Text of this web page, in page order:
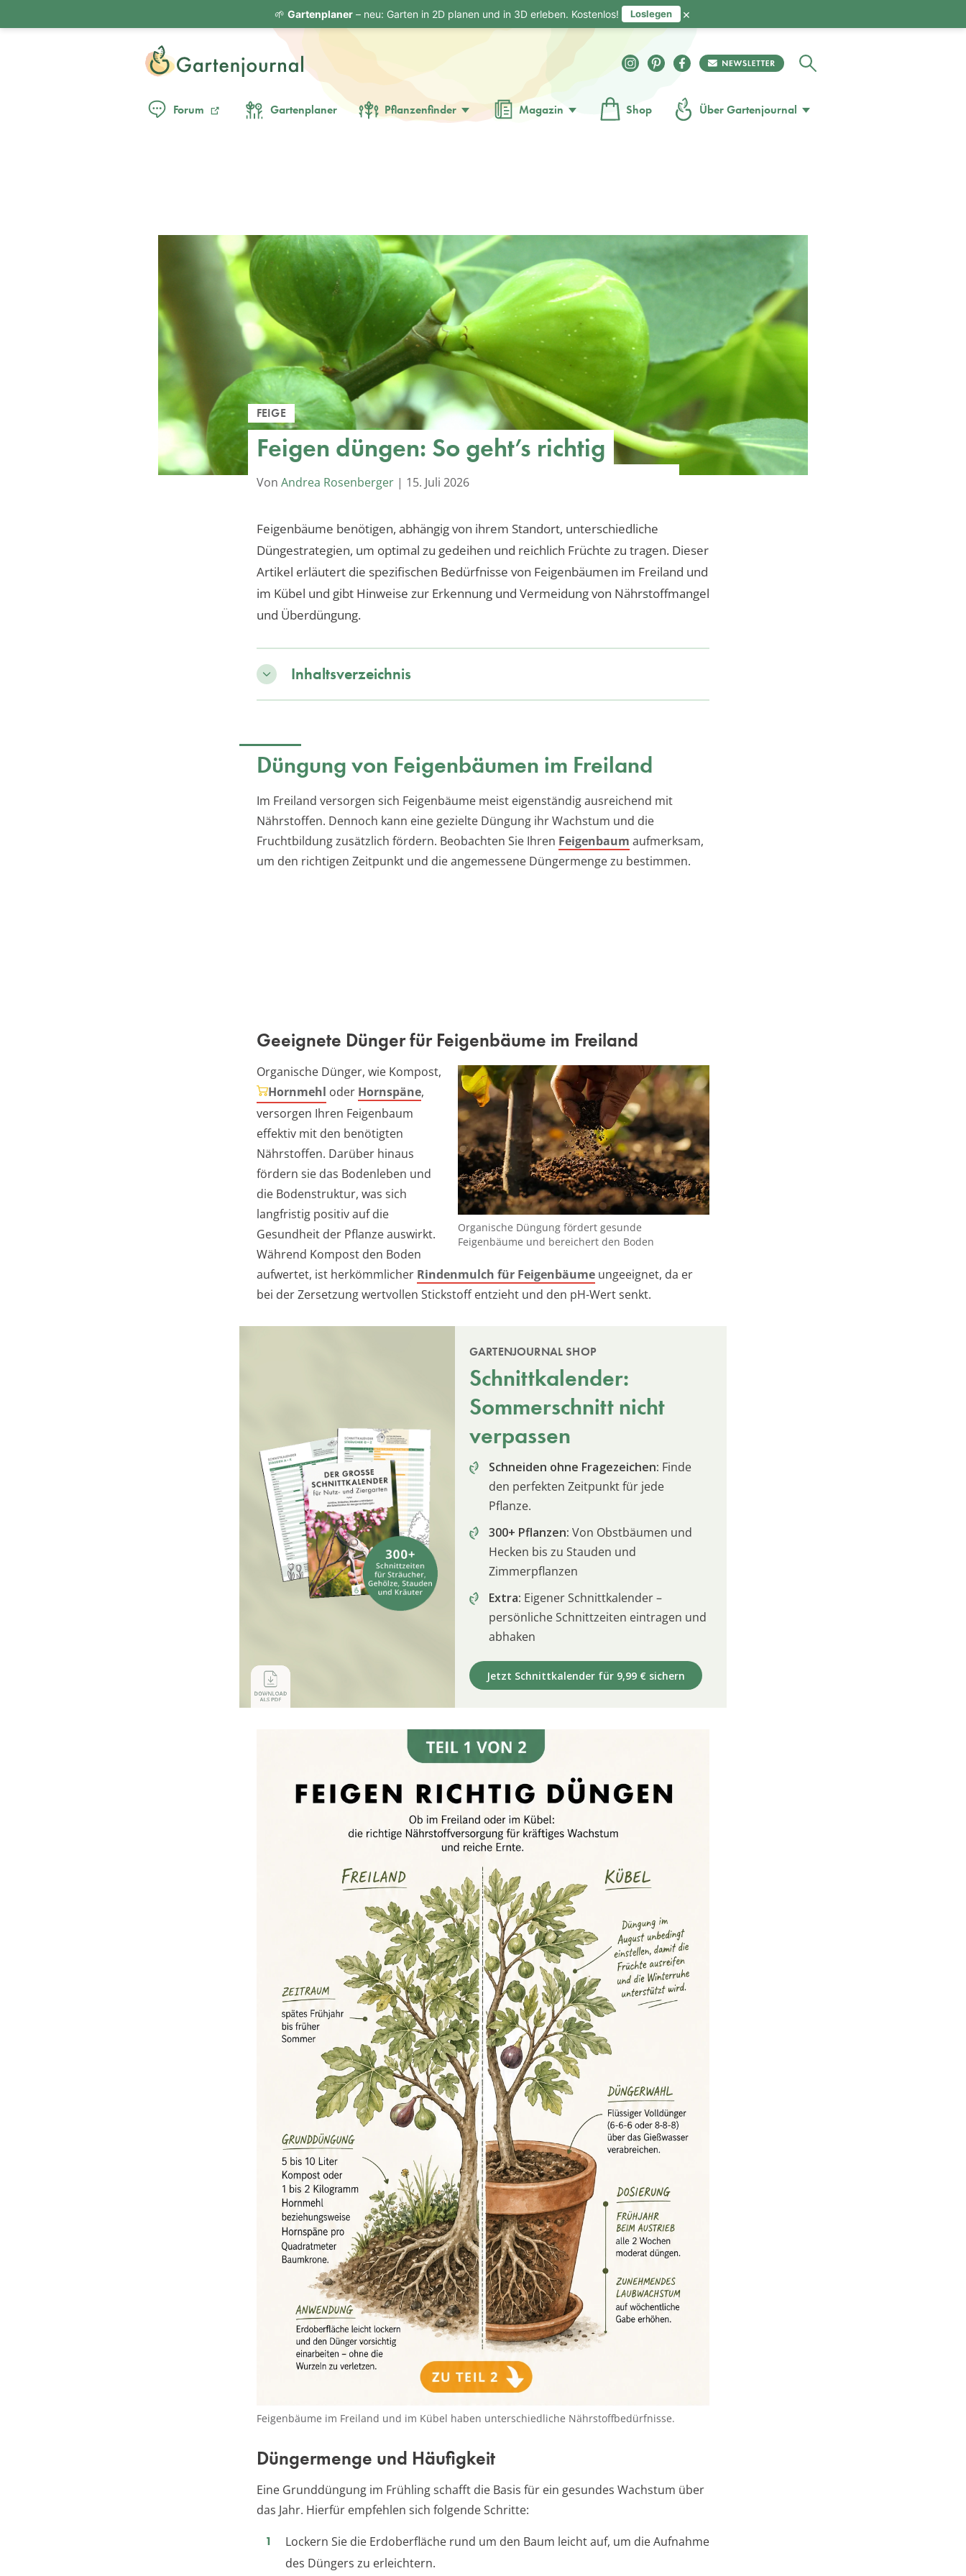
Forum Gartenplaner Pflanzenfinder Magazin Shop Über Gartenjournal
FEIGE
Feigen düngen: So geht’s richtig
Von Andrea Rosenberger | 15. Juli 2026
Feigenbäume benötigen, abhängig von ihrem Standort, unterschiedliche
Düngestrategien, um optimal zu gedeihen und reichlich Früchte zu tragen. Dieser
Artikel erläutert die spezifischen Bedürfnisse von Feigenbäumen im Freiland und
im Kübel und gibt Hinweise zur Erkennung und Vermeidung von Nährstoffmangel
und Überdüngung.
Inhaltsverzeichnis
Düngung von Feigenbäumen im Freiland
Im Freiland versorgen sich Feigenbäume meist eigenständig ausreichend mit
Nährstoffen. Dennoch kann eine gezielte Düngung ihr Wachstum und die
Fruchtbildung zusätzlich fördern. Beobachten Sie Ihren Feigenbaum aufmerksam,
um den richtigen Zeitpunkt und die angemessene Düngermenge zu bestimmen.
Geeignete Dünger für Feigenbäume im Freiland
Organische Düngung fördert gesunde
Feigenbäume und bereichert den Boden
Organische Dünger, wie Kompost,
Hornmehl oder Hornspäne,
versorgen Ihren Feigenbaum
effektiv mit den benötigten
Nährstoffen. Darüber hinaus
fördern sie das Bodenleben und
die Bodenstruktur, was sich
langfristig positiv auf die
Gesundheit der Pflanze auswirkt.
Während Kompost den Boden
aufwertet, ist herkömmlicher Rindenmulch für Feigenbäume ungeeignet, da er
bei der Zersetzung wertvollen Stickstoff entzieht und den pH-Wert senkt.
GARTENJOURNAL SHOP
Schnittkalender:
Sommerschnitt nicht
verpassen
Schneiden ohne Fragezeichen: Finde
den perfekten Zeitpunkt für jede
Pflanze.
300+ Pflanzen: Von Obstbäumen und
Hecken bis zu Stauden und
Zimmerpflanzen
Extra: Eigener Schnittkalender –
persönliche Schnittzeiten eintragen und
abhaken
Jetzt Schnittkalender für 9,99 € sichern
Feigenbäume im Freiland und im Kübel haben unterschiedliche Nährstoffbedürfnisse.
Düngermenge und Häufigkeit
Eine Grunddüngung im Frühling schafft die Basis für ein gesundes Wachstum über
das Jahr. Hierfür empfehlen sich folgende Schritte:
Lockern Sie die Erdoberfläche rund um den Baum leicht auf, um die Aufnahme
des Düngers zu erleichtern.
🌱 Gartenplaner– neu: Garten in 2D planen und in 3D erleben. Kostenlos! Loslegen ×